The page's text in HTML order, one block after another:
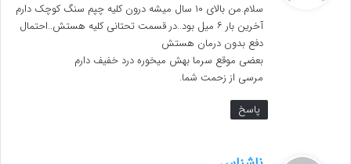
:
سلام.من بالای ۱۰ سال میشه درون کلیه چپم سنگ کوچک دارم
آخرین بار ۶ میل بود..در قسمت تحتانی کلیه هستش..احتمال
دفع بدون درمان هستش
بعضی موقع سرما بهش میخوره درد خفیف دارم
مرسی از زحمت شما.
پاسخ